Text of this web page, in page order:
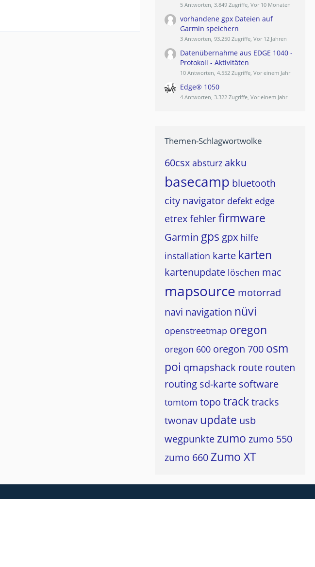
5 Antworten, 3.849 Zugriffe, Vor 10 Monaten
vorhandene gpx Dateien auf
Garmin speichern
3 Antworten, 93.250 Zugriffe, Vor 12 Jahren
Datenübernahme aus EDGE 1040 -
Protokoll - Aktivitäten
10 Antworten, 4.552 Zugriffe, Vor einem Jahr
Edge® 1050
4 Antworten, 3.322 Zugriffe, Vor einem Jahr
Themen-Schlagwortwolke
60csx absturz akku
basecamp bluetooth
city navigator defekt edge
etrexfehlerfirmware
Garmin gps gpx hilfe
installation karte karten
kartenupdate löschen mac
mapsource motorrad
navi navigation nüvi
openstreetmap oregon
oregon 600 oregon 700 osm
poi qmapshack route routen
routing sd-karte software
tomtom topo tracktracks
twonav update usb
wegpunkte zumo zumo 550
zumo 660 Zumo XT